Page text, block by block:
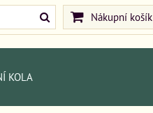
Nákupní košík
KOLA